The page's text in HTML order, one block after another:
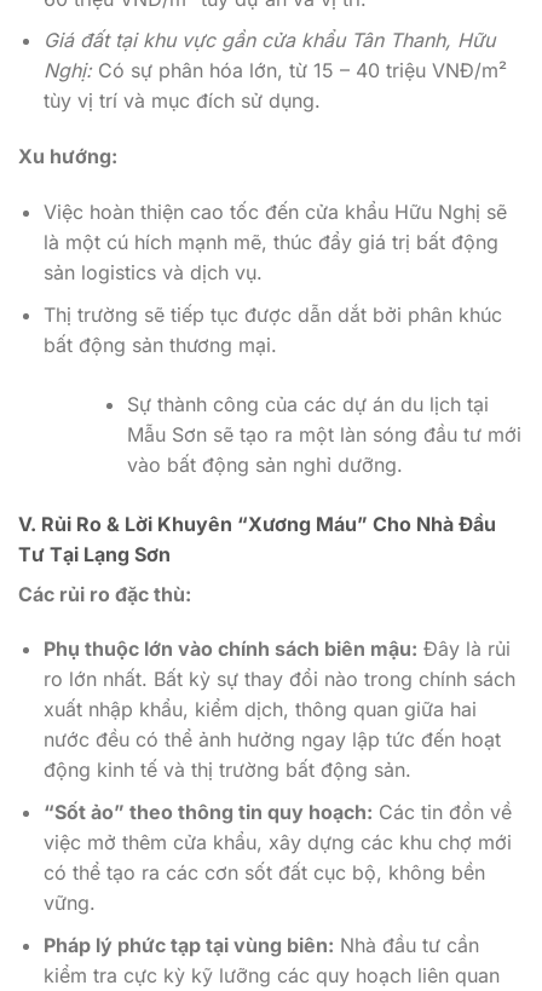
Giá đất tại khu vực gần cửa khẩu Tân Thanh, Hữu
Nghị:Có sự phân hóa lớn, từ 15 – 40 triệu VNĐ/m²
tùy vị trí và mục đích sử dụng.
Xu hướng:
Việc hoàn thiện cao tốc đến cửa khẩu Hữu Nghị sẽ
là một cú hích mạnh mẽ, thúc đẩy giá trị bất động
sản logistics và dịch vụ.
Thị trường sẽ tiếp tục được dẫn dắt bởi phân khúc
bất động sản thương mại.
Sự thành công của các dự án du lịch tại
Mẫu Sơn sẽ tạo ra một làn sóng đầu tư mới
vào bất động sản nghỉ dưỡng.
V. Rủi Ro & Lời Khuyên “Xương Máu” Cho Nhà Đầu
Tư Tại Lạng Sơn
Các rủi ro đặc thù:
Phụ thuộc lớn vào chính sách biên mậu: Đây là rủi
ro lớn nhất. Bất kỳ sự thay đổi nào trong chính sách
xuất nhập khẩu, kiểm dịch, thông quan giữa hai
nước đều có thể ảnh hưởng ngay lập tức đến hoạt
động kinh tế và thị trường bất động sản.
“Sốt ảo” theo thông tin quy hoạch: Các tin đồn về
việc mở thêm cửa khẩu, xây dựng các khu chợ mới
có thể tạo ra các cơn sốt đất cục bộ, không bền
vững.
Pháp lý phức tạp tại vùng biên: Nhà đầu tư cần
kiểm tra cực kỳ kỹ lưỡng các quy hoạch liên quan